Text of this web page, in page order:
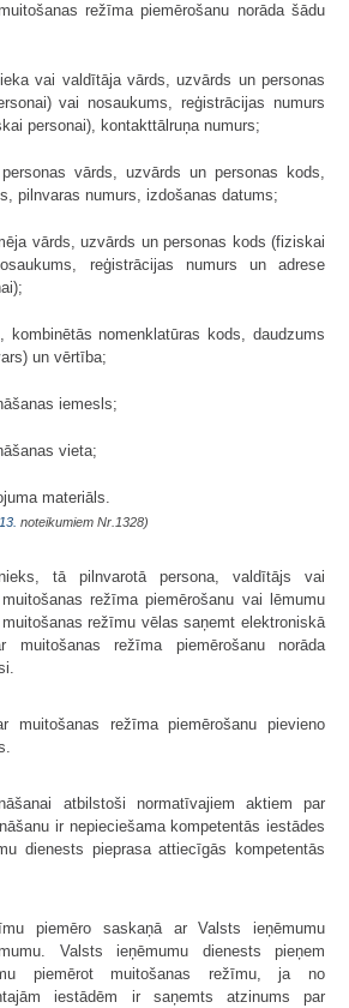
režīma piemērošanu norāda šādu
vai valdītāja vārds, uzvārds un personas
vai nosaukums, reģistrācijas numurs
personai), kontakttālruņa numurs;
vārds, uzvārds un personas kods,
pilnvaras numurs, izdošanas datums;
vārds, uzvārds un personas kods (fiziskai
reģistrācijas numurs un adrese
kombinētās nomenklatūras kods, daudzums
un vērtība;
iemesls;
vieta;
materiāls.
noteikumiem Nr.1328)
tā pilnvarotā persona, valdītājs vai
režīma piemērošanu vai lēmumu
režīmu vēlas saņemt elektroniskā
muitošanas režīma piemērošanu norāda
muitošanas režīma piemērošanu pievieno
atbilstoši normatīvajiem aktiem par
ir nepieciešama kompetentās iestādes
dienests pieprasa attiecīgās kompetentās
piemēro saskaņā ar Valsts ieņēmumu
Valsts ieņēmumu dienests pieņem
piemērot muitošanas režīmu, ja no
iestādēm ir saņemts atzinums par